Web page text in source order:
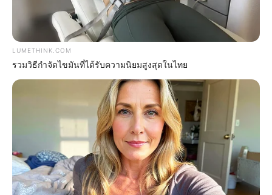
Hidden Sins: 15 Bible Prohibited Acts We All Commit!
BRAINBERRIES
LUMETHINK.COM
รวมวิธีกำจัดไขมันที่ได้รับความนิยมสูงสุดในไทย